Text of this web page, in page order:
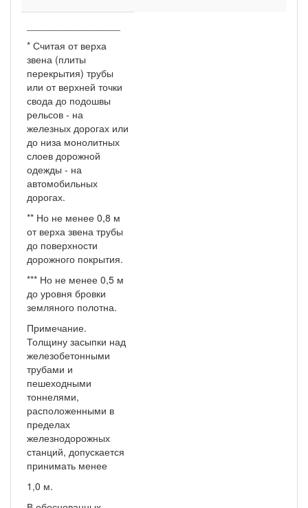
* Считая от верха
звена (плиты
перекрытия) трубы
или от верхней точки
свода до подошвы
рельсов - на
железных дорогах или
до низа монолитных
слоев дорожной
одежды - на
автомобильных
дорогах.
** Но не менее 0,8 м
от верха звена трубы
до поверхности
дорожного покрытия.
*** Но не менее 0,5 м
до уровня бровки
земляного полотна.
Примечание.
Толщину засыпки над
железобетонными
трубами и
пешеходными
тоннелями,
расположенными в
пределах
железнодорожных
станций, допускается
принимать менее
1,0 м.